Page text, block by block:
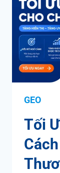
GEO
Tối